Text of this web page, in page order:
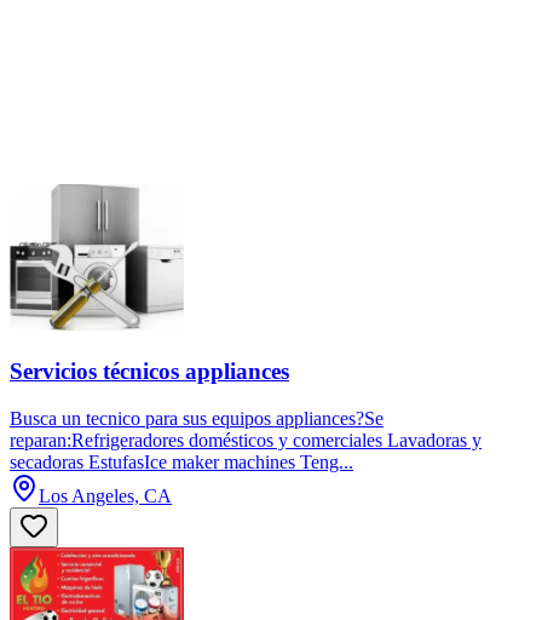
Servicios técnicos appliances
Busca un tecnico para sus equipos appliances?Se
reparan:Refrigeradores domésticos y comerciales Lavadoras y
secadoras EstufasIce maker machines Teng...
Los Angeles, CA